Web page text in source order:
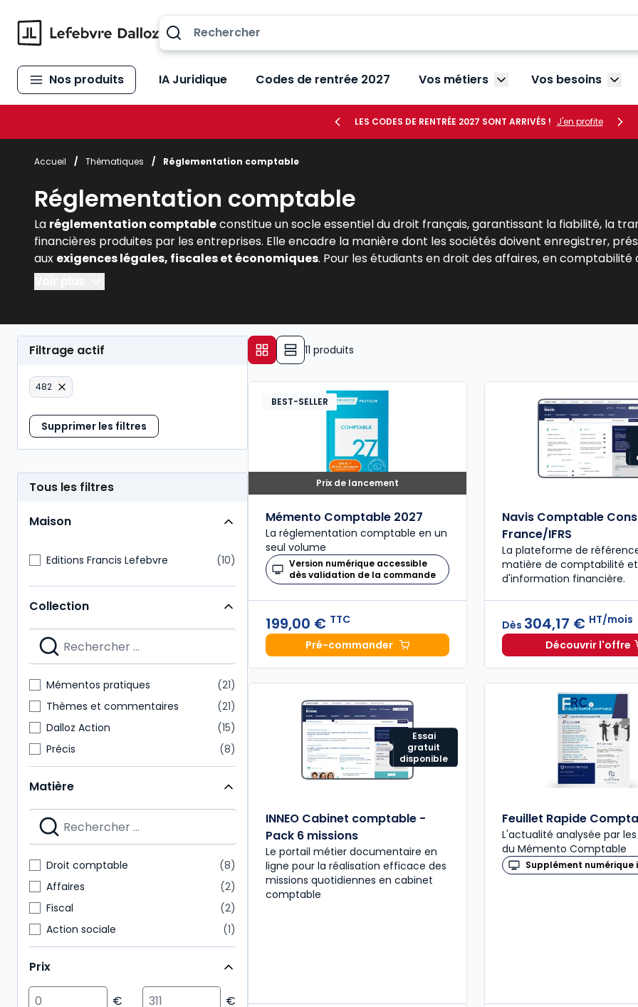
Nos produits IA Juridique Codes de rentrée 2027 Vos métiers Afficher le sous-menu
Vos besoins
LES CODES DE RENTRÉE 2027 SONT ARRIVÉS ! J'en profite
Accueil / Thématiques / Réglementation comptable
Réglementation comptable
La réglementation comptableconstitue un socle essentiel du droit français, garantissant la fiabilité, la
financières produites par les entreprises. Elle encadre la manière dont les sociétés doivent enregistrer,
aux exigences légales, fiscales et économiques. Pour les étudiants en droit des affaires, en
experts-comptables, commissaires aux comptes), la maîtrise des règles comptables est indispensable. Les
complète de ce cadre normatif, en associant explications théoriques et illustrations pratiques. Ils
garantir la conformité des pratiques comptables, prévenir les risques juridiques et sécuriser la
Filtrage actif
482
Supprimer les filtres
Tous les filtres
Maison
Editions Francis Lefebvre 10
Collection
Mémentos pratiques
21
Thèmes et commentaires
21
Dalloz Action
15
Précis
8
Cours
7
Autres brochés
6
Bulletins
6
Dossiers pratiques
Matière
Droit comptable
8
Affaires
2
Fiscal
2
Action sociale
1
Droit civil
1
Droit public
1
ESG/Compliance
1
Prix
11 produits
Prix de lancement
BEST-SELLER
Mémento Comptable 2027
La réglementation comptable en un
seul volume
Version numérique accessible
dès validation de la commande
199,00 € TTC
Pré-commanderMémento Comptable 2027 à 199,00 € TTC
Navis Comptable
France/IFRS
La plateforme de
matière de comptabilité et
d'information financière.
Dès 304,17 € HT/mois
Découvrir l'offre
Navis
Essai
gratuit
disponible
INNEO Cabinet comptable -
Pack 6 missions
Le portail métier documentaire en
ligne pour la réalisation efficace des
missions quotidiennes en cabinet
comptable
Feuillet Rapide
L'actualité analysée par
du Mémento Comptable
Supplément numérique